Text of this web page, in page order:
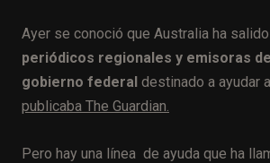
Ayer se conoció que Australia ha
periódicos regionales y emisoras
gobierno federal destinado a ayudar
publicaba The Guardian.
Pero hay una línea de ayuda que ha